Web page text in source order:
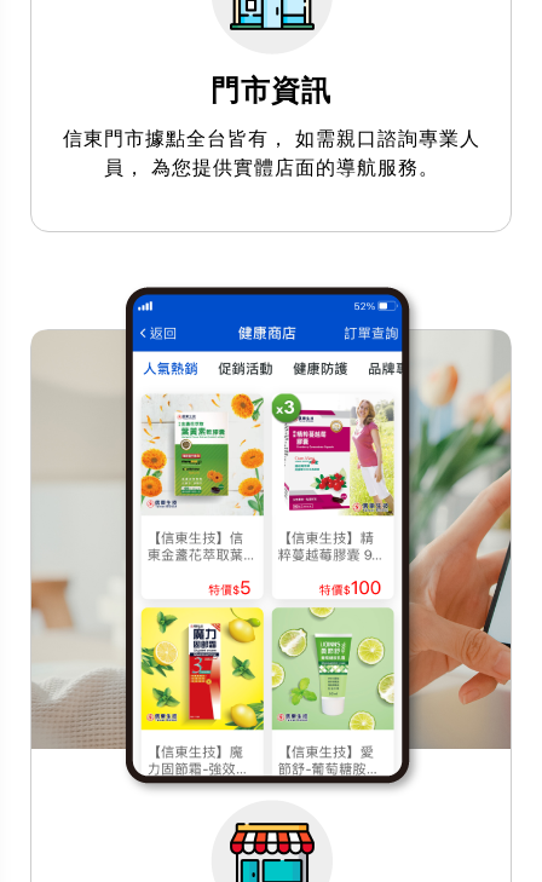
門市資訊
信東門市據點全台皆有， 如需親口諮詢專業人
員， 為您提供實體店面的導航服務。